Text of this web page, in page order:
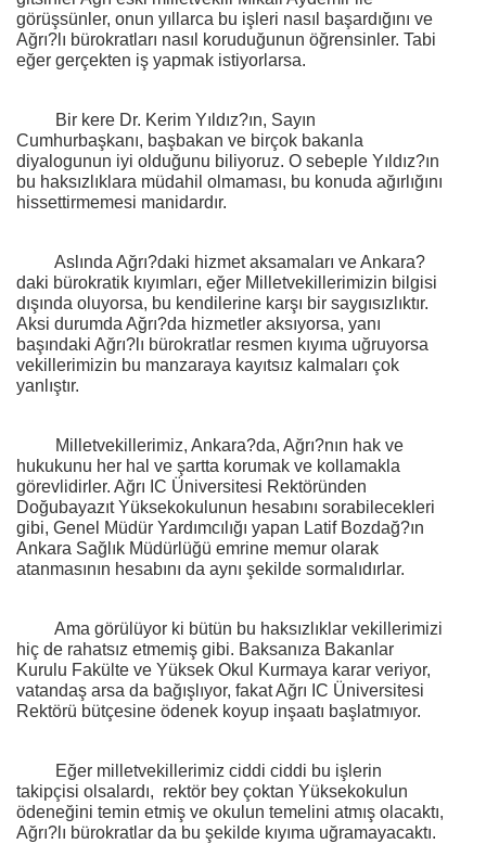
görüşsünler, onun yıllarca bu işleri nasıl başardığını ve
Ağrı?lı bürokratları nasıl koruduğunun öğrensinler. Tabi
eğer gerçekten iş yapmak istiyorlarsa.
Bir kere Dr. Kerim Yıldız?ın, Sayın
Cumhurbaşkanı, başbakan ve birçok bakanla
diyalogunun iyi olduğunu biliyoruz. O sebeple Yıldız?ın
bu haksızlıklara müdahil olmaması, bu konuda ağırlığını
hissettirmemesi manidardır.
Aslında Ağrı?daki hizmet aksamaları ve Ankara?
daki bürokratik kıyımları, eğer Milletvekillerimizin bilgisi
dışında oluyorsa, bu kendilerine karşı bir saygısızlıktır.
Aksi durumda Ağrı?da hizmetler aksıyorsa, yanı
başındaki Ağrı?lı bürokratlar resmen kıyıma uğruyorsa
vekillerimizin bu manzaraya kayıtsız kalmaları çok
yanlıştır.
Milletvekillerimiz, Ankara?da, Ağrı?nın hak ve
hukukunu her hal ve şartta korumak ve kollamakla
görevlidirler. Ağrı IC Üniversitesi Rektöründen
Doğubayazıt Yüksekokulunun hesabını sorabilecekleri
gibi, Genel Müdür Yardımcılığı yapan Latif Bozdağ?ın
Ankara Sağlık Müdürlüğü emrine memur olarak
atanmasının hesabını da aynı şekilde sormalıdırlar.
Ama görülüyor ki bütün bu haksızlıklar vekillerimizi
hiç de rahatsız etmemiş gibi. Baksanıza Bakanlar
Kurulu Fakülte ve Yüksek Okul Kurmaya karar veriyor,
vatandaş arsa da bağışlıyor, fakat Ağrı IC Üniversitesi
Rektörü bütçesine ödenek koyup inşaatı başlatmıyor.
Eğer milletvekillerimiz ciddi ciddi bu işlerin
takipçisi olsalardı, rektör bey çoktan Yüksekokulun
ödeneğini temin etmiş ve okulun temelini atmış olacaktı,
Ağrı?lı bürokratlar da bu şekilde kıyıma uğramayacaktı.